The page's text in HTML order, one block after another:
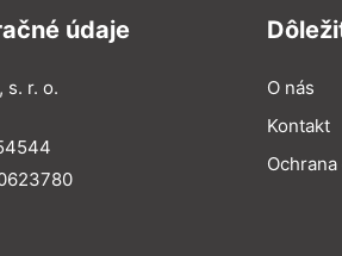
údaje
s. r. o.
O nás
Kontakt